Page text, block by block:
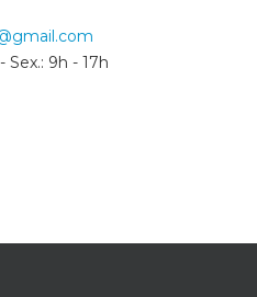
Sex.: 9h - 17h